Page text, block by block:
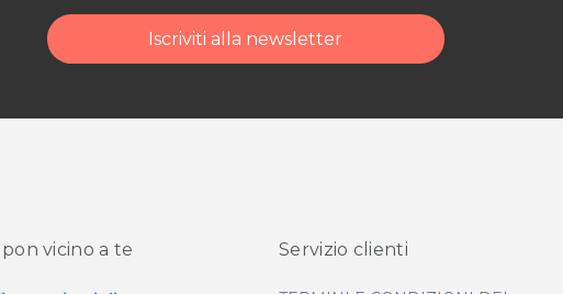
Iscriviti alla newsletter
vicino a te Servizio clienti